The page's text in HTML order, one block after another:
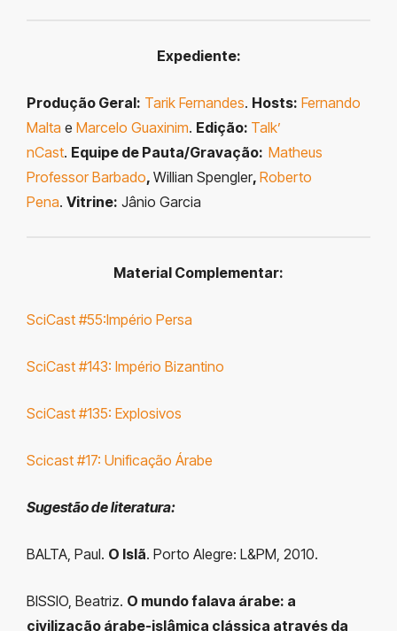
Expediente:
Produção Geral: Tarik Fernandes. Hosts: Fernando
Malta e Marcelo Guaxinim. Edição: Talk’
nCast. Equipe de Pauta/Gravação: Matheus
Professor Barbado, Willian Spengler, Roberto
Pena. Vitrine: Jânio Garcia
Material Complementar:
SciCast #55:Império Persa
SciCast #143: Império Bizantino
SciCast #135: Explosivos
Scicast #17: Unificação Árabe
Sugestão de literatura:
BALTA, Paul. O Islã. Porto Alegre: L&PM, 2010.
BISSIO, Beatriz. O mundo falava árabe: a
civilização árabe-islâmica clássica através da